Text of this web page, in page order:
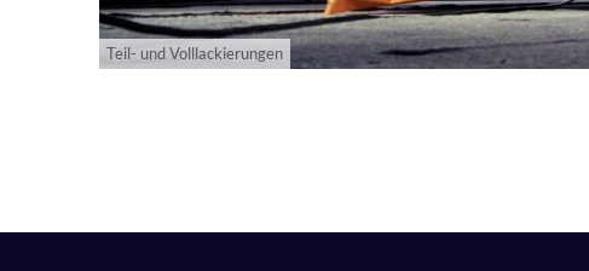
Teil- und Volllackierungen